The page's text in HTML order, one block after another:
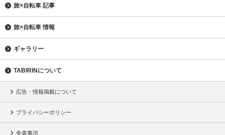
旅×自転車 記事
旅×自転車 情報
ギャラリー
TABIRINについて
広告・情報掲載について
プライバシーポリシー
免責事項